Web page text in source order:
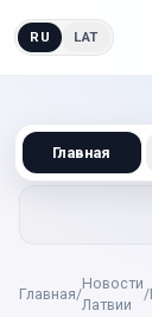
RU LAT
Главная/
Новости
Латвии
/
Главная